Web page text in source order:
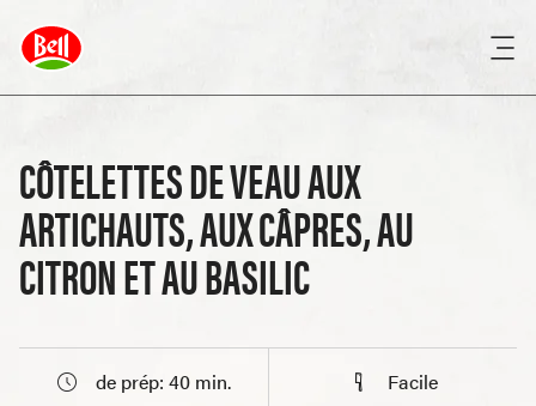
CÔTELETTES DE VEAU AUX
ARTICHAUTS, AUX CÂPRES, AU
CITRON ET AU BASILIC
de prép: 40 min. Facile